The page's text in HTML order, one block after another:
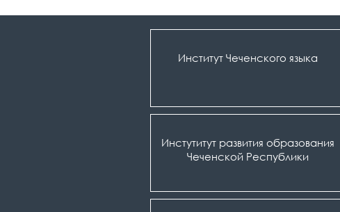
Институт Чеченского языка
Инстутитут развития образования
Чеченской Республики